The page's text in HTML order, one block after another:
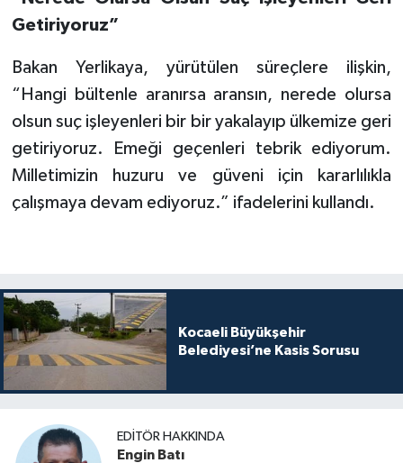
Getiriyoruz”
Bakan Yerlikaya, yürütülen süreçlere ilişkin,
“Hangi bültenle aranırsa aransın, nerede olursa
olsun suç işleyenleri bir bir yakalayıp ülkemize geri
getiriyoruz. Emeği geçenleri tebrik ediyorum.
Milletimizin huzuru ve güveni için kararlılıkla
çalışmaya devam ediyoruz.” ifadelerini kullandı.
Kocaeli Büyükşehir
Belediyesi’ne Kasis Sorusu
EDITÖR HAKKINDA
Engin Batı